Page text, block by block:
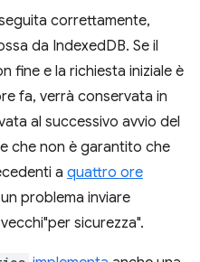
correttamente,
da IndexedDB. Se il
fine e la richiesta iniziale è
fa, verrà conservata in
al successivo avvio del
che non è garantito che
a quattro ore
problema inviare
sicurezza".